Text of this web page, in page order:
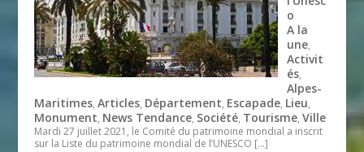
o
A la
une,
Activit
és,
Alpes-
Maritimes,Articles, Département, Escapade, Lieu,
Monument, News Tendance, Société, Tourisme,Ville
Mardi 27 juillet 2021, le Comité du patrimoine mondial a inscrit
sur la Liste du patrimoine mondial de l’UNESCO […]